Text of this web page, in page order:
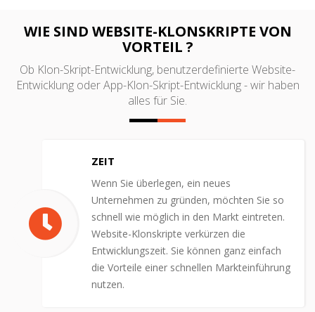
WIE SIND WEBSITE-KLONSKRIPTE VON
VORTEIL ?
Ob Klon-Skript-Entwicklung, benutzerdefinierte Website-
Entwicklung oder App-Klon-Skript-Entwicklung - wir haben
alles für Sie.
ZEIT
Wenn Sie überlegen, ein neues
Unternehmen zu gründen, möchten Sie so
schnell wie möglich in den Markt eintreten.
Website-Klonskripte verkürzen die
Entwicklungszeit. Sie können ganz einfach
die Vorteile einer schnellen Markteinführung
nutzen.